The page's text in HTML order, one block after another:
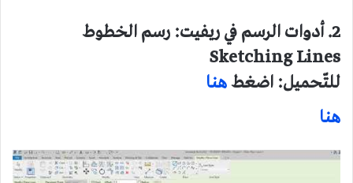
2. أدوات الرسم في ريفيت: رسم الخطوط
Sketching Lines
للتّحميل: اضغطهنا
هنا